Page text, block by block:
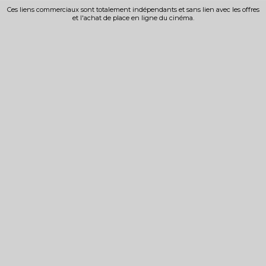
Ces liens commerciaux sont totalement indépendants et sans lien avec les offres
et l'achat de place en ligne du cinéma.